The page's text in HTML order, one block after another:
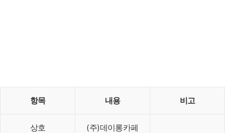
항목 내용 비고
상호 (주)데이롱카페